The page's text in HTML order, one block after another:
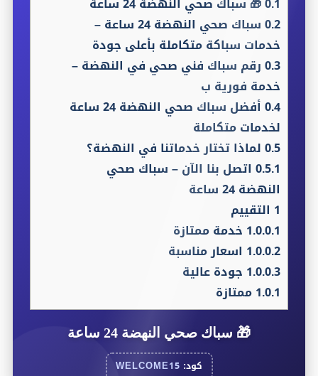
0.2
سباك صحي النهضة 24 ساعة –
خدمات سباكة متكاملة بأعلى جودة
0.3رقم سباك فني صحي في النهضة –
خدمة فورية ب
0.4
أفضل سباك صحي النهضة 24 ساعة
لخدمات متكاملة
0.5لماذا تختار خدماتنا في النهضة؟
0.5.1اتصل بنا الآن – سباك صحي
النهضة 24 ساعة
1 التقييم
1.0.0.1 خدمة ممتازة
1.0.0.2 اسعار مناسبة
1.0.0.3 جودة عالية
1.0.1ممتازة
🎁 سباك صحي النهضة 24 ساعة
كود: WELCOME15